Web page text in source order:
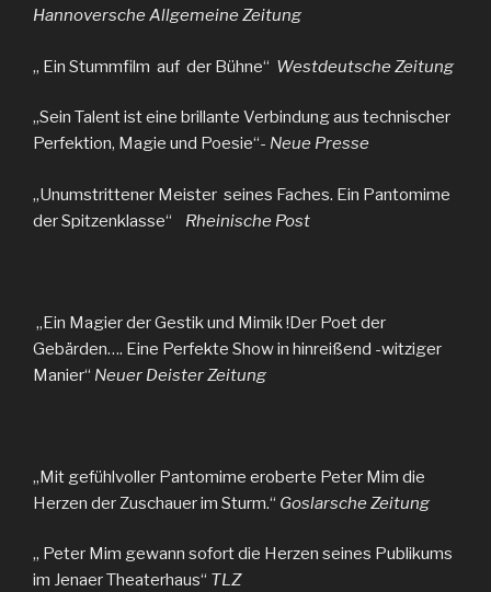
Hannoversche Allgemeine Zeitung
„ Ein Stummfilm auf der Bühne“ Westdeutsche Zeitung
„Sein Talent ist eine brillante Verbindung aus technischer
Perfektion, Magie und Poesie“- Neue Presse
„Unumstrittener Meister seines Faches. Ein Pantomime
der Spitzenklasse“ Rheinische Post
„Ein Magier der Gestik und Mimik !Der Poet der
Gebärden…. Eine Perfekte Show in hinreißend -witziger
Manier“ Neuer Deister Zeitung
„Mit gefühlvoller Pantomime eroberte Peter Mim die
Herzen der Zuschauer im Sturm.“ Goslarsche Zeitung
„ Peter Mim gewann sofort die Herzen seines Publikums
im Jenaer Theaterhaus“ TLZ